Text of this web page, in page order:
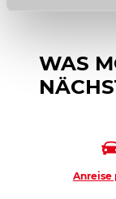
WAS
Anreise